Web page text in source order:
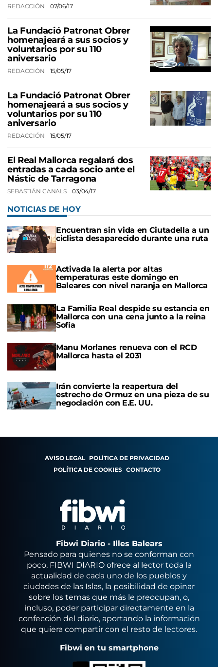
REDACCIÓN 07/06/17
La Fundació Patronat Obrer
homenajeará a sus socios y
voluntarios por su 110
aniversario
REDACCIÓN 15/05/17
La Fundació Patronat Obrer
homenajeará a sus socios y
voluntarios por su 110
aniversario
REDACCIÓN 15/05/17
El Real Mallorca regalará dos
entradas a cada socio ante el
Nástic de Tarragona
SEBASTIÁN CANALS 03/04/17
NOTICIAS DE HOY
Encuentran sin vida en Ciutadella a un
ciclista desaparecido durante una ruta
Activada la alerta por altas
temperaturas este domingo en
Baleares con nivel naranja en Mallorca
La Familia Real despide su estancia en
Mallorca con una cena junto a la reina
Sofía
Manu Morlanes renueva con el RCD
Mallorca hasta el 2031
Irán convierte la reapertura del
estrecho de Ormuz en una pieza de su
negociación con E.E. UU.
AVISO LEGAL POLÍTICA DE PRIVACIDAD
POLÍTICA DE COOKIES CONTACTO
Fibwi Diario - Illes Balears
Pensado para quienes no se conforman con
poco, FIBWI DIARIO ofrece al lector toda la
actualidad de cada uno de los pueblos y
ciudades de las Islas, la posibilidad de opinar
sobre los temas que más le preocupan, o,
incluso, poder participar directamente en la
confección del diario, aportando la información
que quiera compartir con el resto de lectores.
Fibwi en tu smartphone